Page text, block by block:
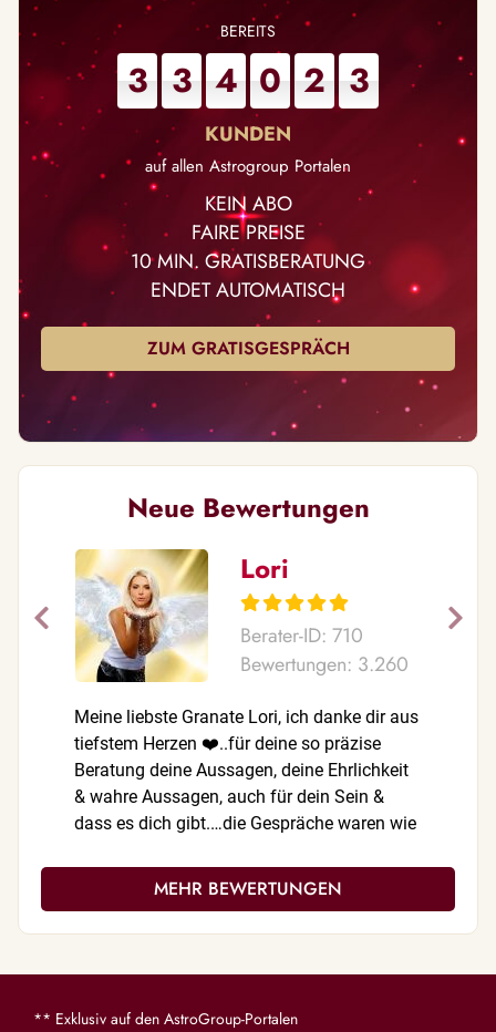
3 3 4 0 2 3
auf allen Astrogroup Portalen
KEIN ABO
FAIRE PREISE
10 MIN. GRATISBERATUNG
ENDET AUTOMATISCH
ZUM GRATISGESPRÄCH
Neue Bewertungen
Lori
Berater-ID: 710
Bewertungen: 3.260
Meine liebste Granate Lori, ich danke dir aus
tiefstem Herzen ❤️..für deine so präzise
Beratung deine Aussagen, deine Ehrlichkeit
& wahre Aussagen, auch für dein Sein &
dass es dich gibt.…die Gespräche waren wie
Deine 1A Beratungen geben mir immer
hilfst mir immer wenn ich Angst habe! Egal
auch immer EINGETROFFEN!! Hdl ❤️❤️
Danke
Art &
glaube
MEHR BEWERTUNGEN
** Exklusiv auf den AstroGroup-Portalen